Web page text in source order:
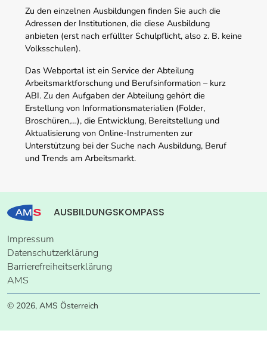
Zu den einzelnen Ausbildungen finden Sie auch die
Adressen der Institutionen, die diese Ausbildung
anbieten (erst nach erfüllter Schulpflicht, also z. B. keine
Volksschulen).
Das Webportal ist ein Service der Abteilung
Arbeitsmarktforschung und Berufsinformation – kurz
ABI. Zu den Aufgaben der Abteilung gehört die
Erstellung von Informationsmaterialien (Folder,
Broschüren,…), die Entwicklung, Bereitstellung und
Aktualisierung von Online-Instrumenten zur
Unterstützung bei der Suche nach Ausbildung, Beruf
und Trends am Arbeitsmarkt.
AUSBILDUNGSKOMPASS
Impressum
Datenschutzerklärung
Barrierefreiheitserklärung
AMS
© 2026, AMS Österreich